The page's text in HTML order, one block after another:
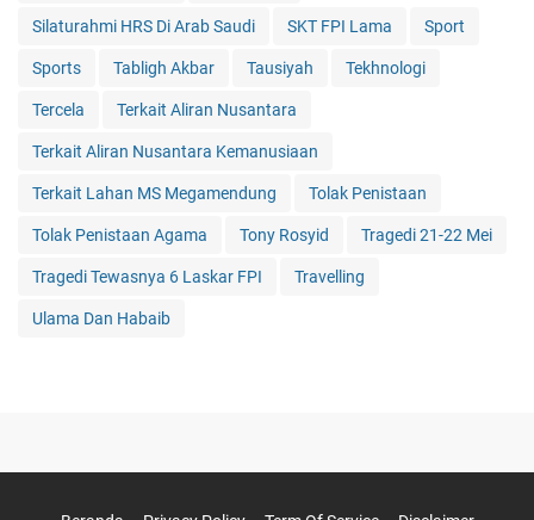
Silaturahmi HRS Di Arab Saudi SKT FPI Lama Sport
Sports Tabligh Akbar Tausiyah Tekhnologi
Tercela Terkait Aliran Nusantara
Terkait Aliran Nusantara Kemanusiaan
Terkait Lahan MS Megamendung Tolak Penistaan
Tolak Penistaan Agama Tony Rosyid Tragedi 21-22 Mei
Tragedi Tewasnya 6 Laskar FPI Travelling
Ulama Dan Habaib